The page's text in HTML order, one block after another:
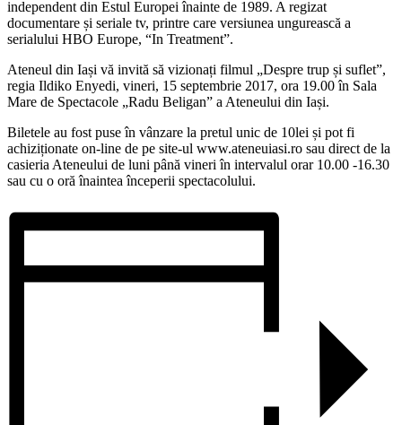
independent din Estul Europei înainte de 1989. A regizat
documentare și seriale tv, printre care versiunea ungurească a
serialului HBO Europe, “In Treatment”.
Ateneul din Iași vă invită să vizionați filmul „Despre trup și suflet”,
regia Ildiko Enyedi, vineri, 15 septembrie 2017, ora 19.00 în Sala
Mare de Spectacole „Radu Beligan” a Ateneului din Iași.
Biletele au fost puse în vânzare la pretul unic de 10lei și pot fi
achiziționate on-line de pe site-ul www.ateneuiasi.ro sau direct de la
casieria Ateneului de luni până vineri în intervalul orar 10.00 -16.30
sau cu o oră înaintea începerii spectacolului.